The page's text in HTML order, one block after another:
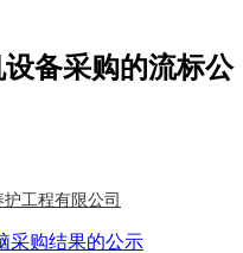
备采购的流标公
采购结果的公示